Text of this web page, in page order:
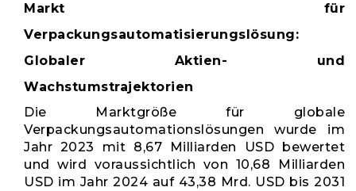
Markt für
Verpackungsautomatisierungslösung:
Globaler Aktien- und
Wachstumstrajektorien
Die Marktgröße für globale
Verpackungsautomationslösungen wurde im
Jahr 2023 mit 8,67 Milliarden USD bewertet
und wird voraussichtlich von 10,68 Milliarden
USD im Jahr 2024 auf 43,38 Mrd. USD bis 2031